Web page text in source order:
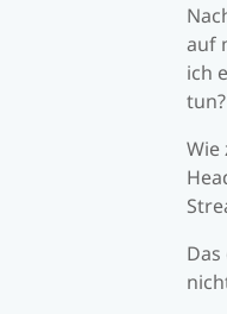
auf
ich
tun?
Wie